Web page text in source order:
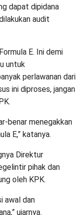
dapat dipidana
audit
E. Ini demi
untuk
perlawanan dari
ini diproses, jangan
benar menegakkan
E,” katanya.
Direktur
pihak dan
oleh KPK.
awal dan
ujarnya.